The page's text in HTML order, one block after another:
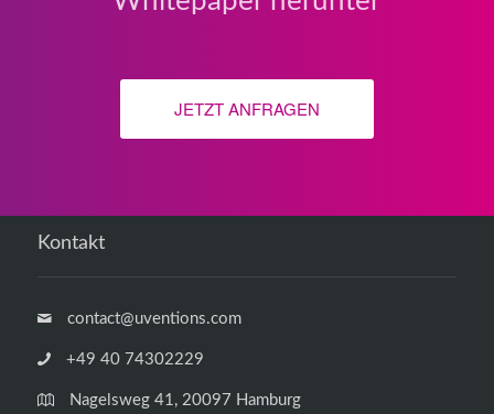
JETZT ANFRAGEN
Kontakt
contact@uventions.com
+49 40 74302229
Nagelsweg 41, 20097 Hamburg